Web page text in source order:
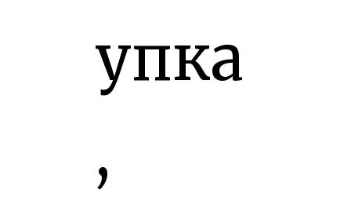
упка
,